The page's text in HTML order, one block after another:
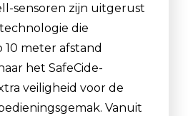
sensoren zijn uitgerust
die
meter afstand
het SafeCide-
veiligheid voor de
Vanuit